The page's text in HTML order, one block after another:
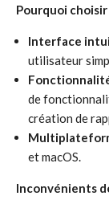
Pourquoi
Interface
utilisateur
de
création de
et macOS.
Inconvénients